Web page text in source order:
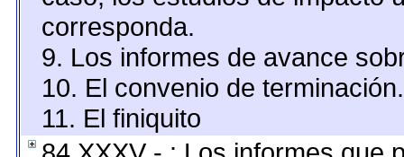
corresponda.
9. Los informes de avance
10. El convenio de terminación.
11. El finiquito